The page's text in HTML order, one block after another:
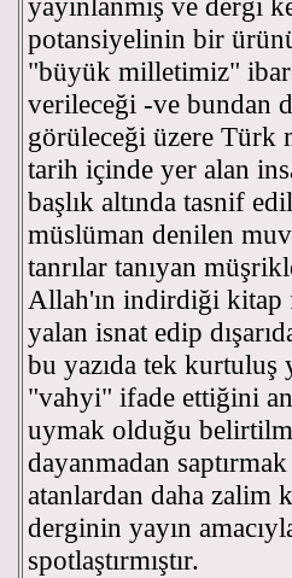
potansiyelinin bir
"büyük milletimiz"
verileceği -ve bundan
görüleceği üzere
tarih içinde yer alan
başlık altında tasnif
müslüman denilen
tanrılar tanıyan
Allah'ın indirdiği
yalan isnat edip
bu yazıda tek kurtuluş
"vahyi" ifade ettiğini
uymak olduğu
dayanmadan
atanlardan daha zalim
derginin yayın
spotlaştırmıştır.